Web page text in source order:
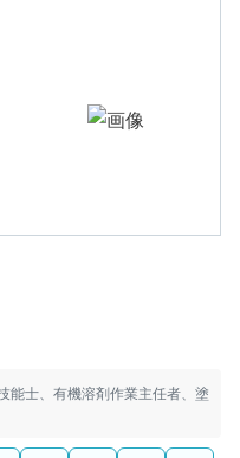
能士、有機溶剤作業主任者、塗